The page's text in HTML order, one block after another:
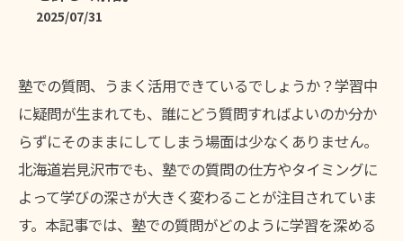
2025/07/31
塾での質問、うまく活用できているでしょうか？学習中
に疑問が生まれても、誰にどう質問すればよいのか分か
らずにそのままにしてしまう場面は少なくありません。
北海道岩見沢市でも、塾での質問の仕方やタイミングに
よって学びの深さが大きく変わることが注目されていま
す。本記事では、塾での質問がどのように学習を深める